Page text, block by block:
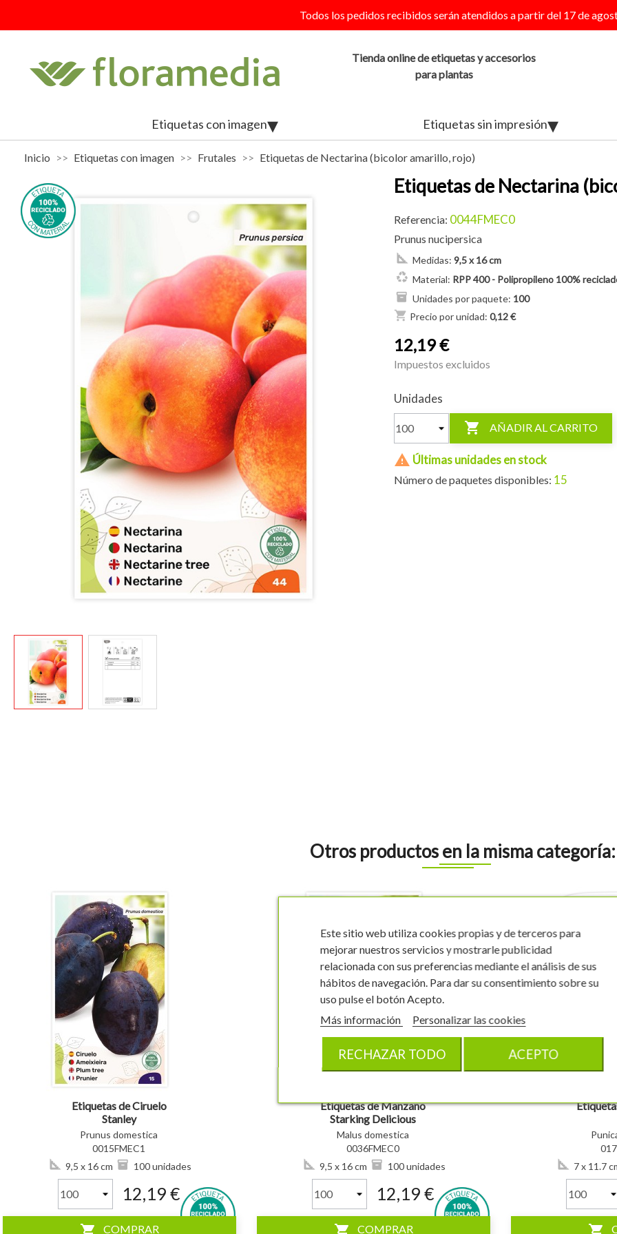
Todos los pedidos recibidos serán atendidos a partir del 17 de
Tienda online de etiquetas y accesorios
para plantas
Etiquetas con imagen Etiquetas sin impresión
Inicio Etiquetas con imagen Frutales Etiquetas de Nectarina (bicolor amarillo, rojo)
Etiquetas de Nectarina
Referencia: 0044FMEC0
Prunus nucipersica
Medidas: 9,5 x 16 cm
Material: RPP 400 - Polipropileno 100%
Unidades por paquete: 100
shopping_cart Precio por unidad: 0,12 €
12,19 €
Impuestos excluidos
Unidades
 AÑADIR AL CARRITO
 Últimas unidades en stock
Número de paquetes disponibles: 15
Otros productos en la misma categoría:
Etiquetas de Ciruelo
Stanley
Prunus domestica
0015FMEC1
9,5 x 16 cm
100 unidades
12,19 €
shopping_cart COMPRAR
Etiquetas de Manzano
Starking Delicious
Malus domestica
0036FMEC0
9,5 x 16 cm
100 unidades
12,19 €
shopping_cart COMPRAR
7 x 11.7
shopping_cart
Este sitio web utiliza cookies propias y de terceros para
mejorar nuestros servicios y mostrarle publicidad
relacionada con sus preferencias mediante el análisis de sus
hábitos de navegación. Para dar su consentimiento sobre su
uso pulse el botón Acepto.
Más información
Personalizar las cookies
RECHAZAR TODO ACEPTO